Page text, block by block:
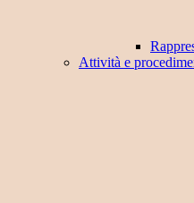
Attività e